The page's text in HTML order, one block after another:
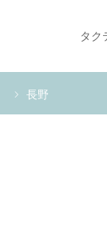
タク
長野